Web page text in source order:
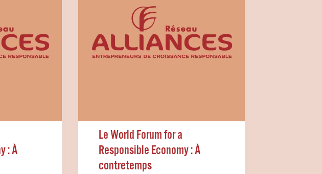
Le World Forum for a
Responsible Economy : À
contretemps
: À